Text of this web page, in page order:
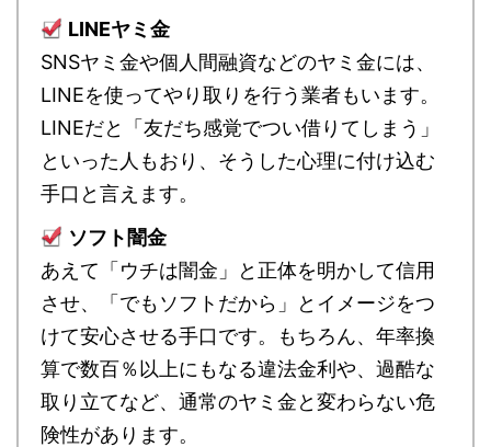
LINEヤミ金
SNSヤミ金や個人間融資などのヤミ金には、
LINEを使ってやり取りを行う業者もいます。
LINEだと「友だち感覚でつい借りてしまう」
といった人もおり、そうした心理に付け込む
手口と言えます。
ソフト闇金
あえて「ウチは闇金」と正体を明かして信用
させ、「でもソフトだから」とイメージをつ
けて安心させる手口です。もちろん、年率換
算で数百％以上にもなる違法金利や、過酷な
取り立てなど、通常のヤミ金と変わらない危
険性があります。